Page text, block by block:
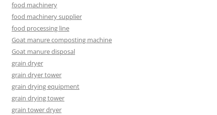
food machinery
food machinery supplier
food processing line
Goat manure composting machine
Goat manure disposal
grain dryer
grain dryer tower
grain drying equipment
grain drying tower
grain tower dryer